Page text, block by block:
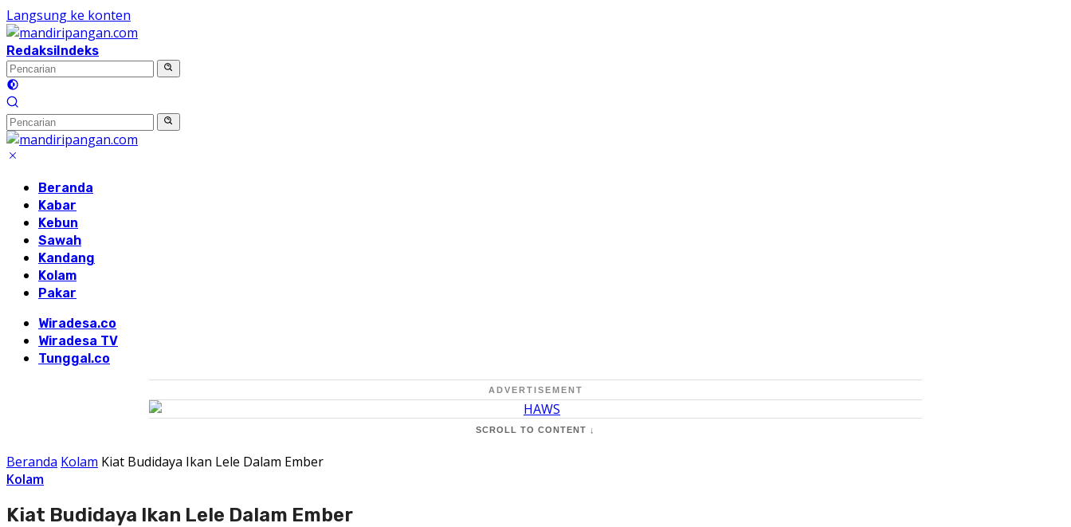
Langsung ke konten
RedaksiIndeks
Beranda
Kabar
Kebun
Sawah
Kandang
Kolam
Pakar
Wiradesa.co
Wiradesa TV
Tunggal.co
ADVERTISEMENT
SCROLL TO CONTENT ↓
Beranda Kolam Kiat Budidaya Ikan Lele Dalam Ember
Kolam
Kiat Budidaya Ikan Lele Dalam Ember